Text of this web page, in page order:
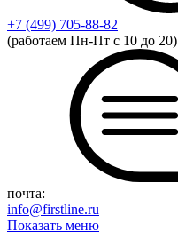
+7 (499) 705-88-82
(работаем Пн-Пт с 10 до 20)
почта:
info@firstline.ru
Показать меню